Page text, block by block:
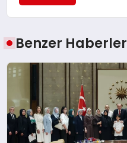
Benzer Haberler